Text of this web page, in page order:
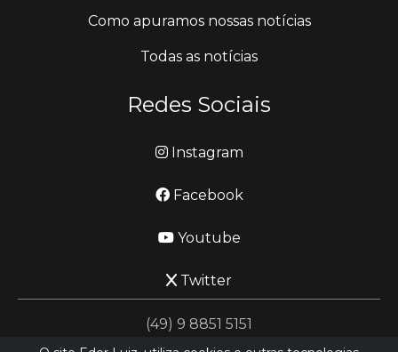
Como apuramos nossas notícias
Todas as notícias
Redes Sociais
Instagram
Facebook
Youtube
Twitter
(49) 9 8851 5151